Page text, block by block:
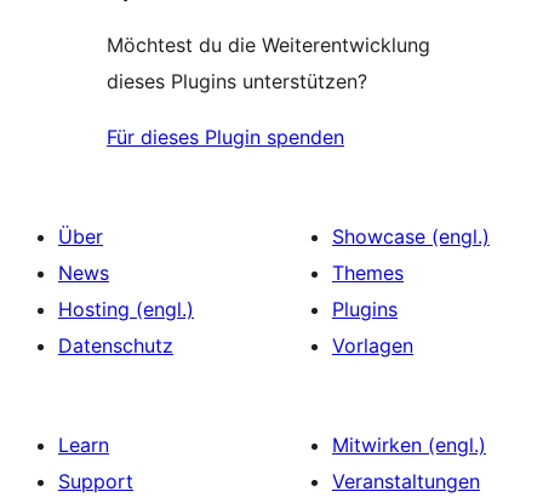
Möchtest du die Weiterentwicklung
dieses Plugins unterstützen?
Für dieses Plugin spenden
Über
News
Hosting (engl.)
Datenschutz
Showcase (engl.)
Themes
Plugins
Vorlagen
Learn
Support
Mitwirken (engl.)
Veranstaltungen